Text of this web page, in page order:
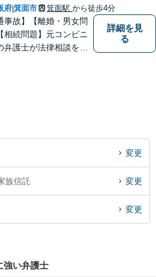
府|箕面市 箕面駅 から徒歩4分
事故】【離婚・男女問
相続問題】元コンビニ
弁護士が法律相談を承
詳細を見
る
変更
族信託 変更
変更
強い弁護士